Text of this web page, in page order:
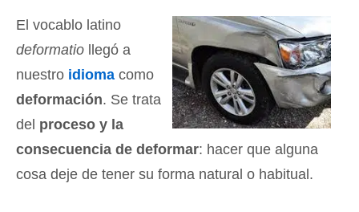
El vocablo latino
deformatio llegó a
nuestro idioma como
deformación. Se trata
del proceso y la
consecuencia de deformar: hacer que alguna
cosa deje de tener su forma natural o habitual.